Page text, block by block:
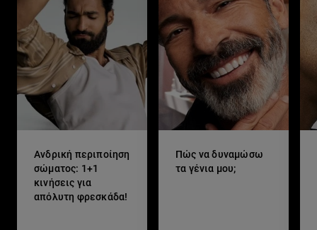
Ανδρική περιποίηση
σώματος: 1+1
κινήσεις για
απόλυτη φρεσκάδα!
Πώς να δυναμώσω
τα γένια μου;